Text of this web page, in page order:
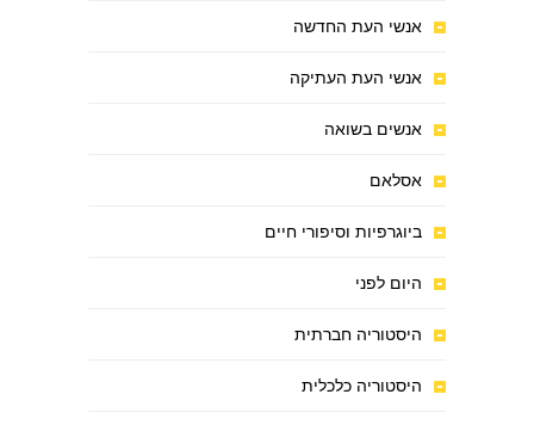
אנשי העת החדשה
אנשי העת העתיקה
אנשים בשואה
אסלאם
ביוגרפיות וסיפורי חיים
היום לפני
היסטוריה חברתית
היסטוריה כלכלית